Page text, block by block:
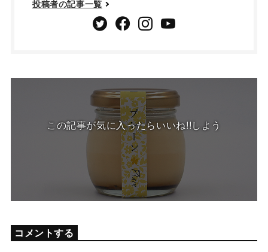
投稿者の記事一覧
この記事が気に入ったらいいね!!しよう
コメントする